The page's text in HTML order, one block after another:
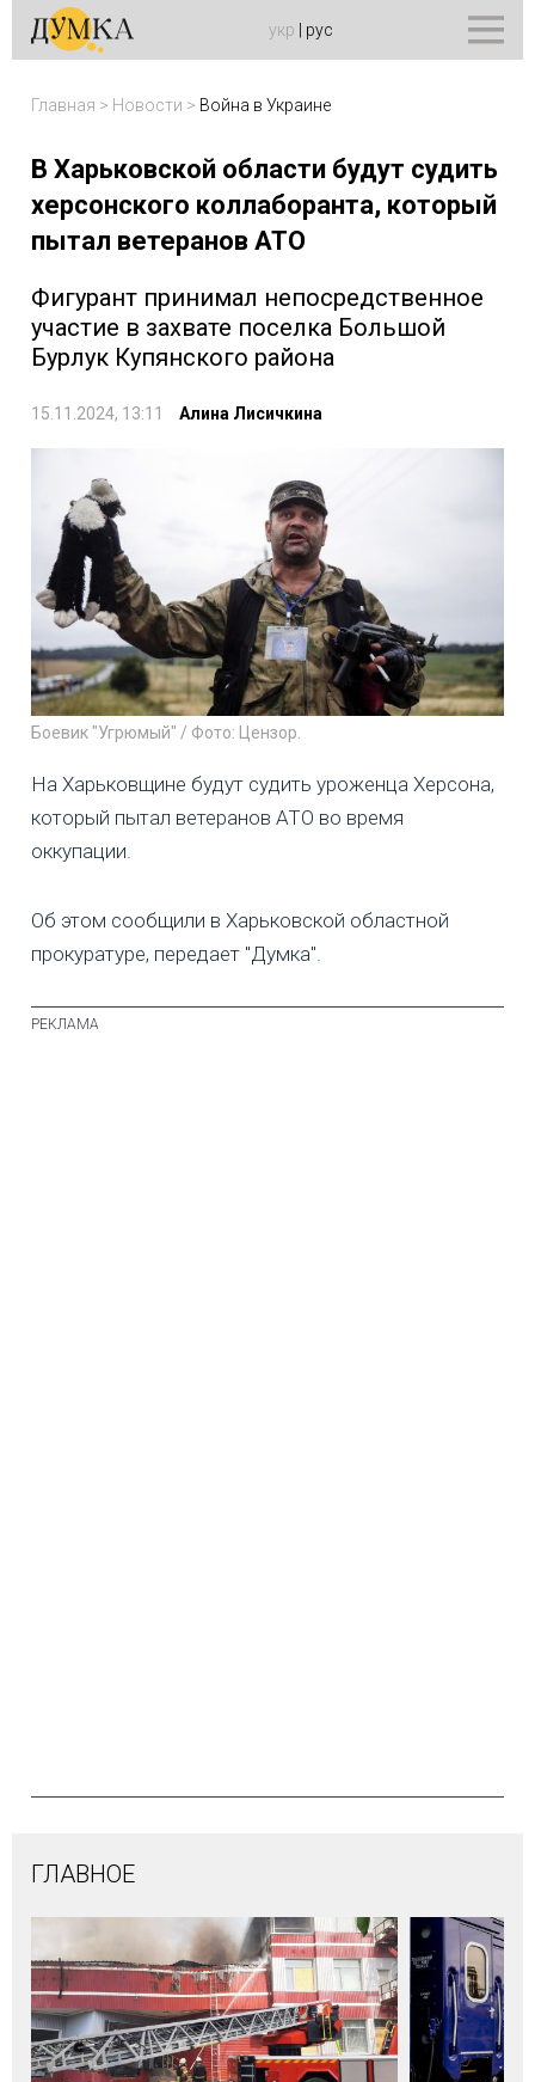
укр рус
Главная > Новости > Война в Украине
В Харьковской области будут судить
херсонского коллаборанта, который
пытал ветеранов АТО
Фигурант принимал непосредственное
участие в захвате поселка Большой
Бурлук Купянского района
15.11.2024, 13:11 Алина Лисичкина
Боевик "Угрюмый" / Фото: Цензор.
На Харьковщине будут судить уроженца Херсона,
который пытал ветеранов АТО во время
оккупации.
Об этом сообщили в Харьковской областной
прокуратуре, передает "Думка".
ГЛАВНОЕ